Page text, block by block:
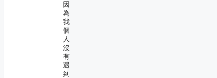
因
為
我
個
人
沒
有
遇
到